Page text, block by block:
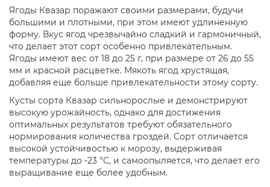
Ягоды Квазар поражают своими размерами, будучи
большими и плотными, при этом имеют удлиненную
форму. Вкус ягод чрезвычайно сладкий и гармоничный,
что делает этот сорт особенно привлекательным.
Ягоды имеют вес от 18 до 25 г, при размере от 26 до 55
мм и красной расцветке. Мякоть ягод хрустящая,
добавляя еще больше привлекательности этому сорту.
Кусты сорта Квазар сильнорослые и демонстрируют
высокую урожайность, однако для достижения
оптимальных результатов требуют обязательного
нормирования количества гроздей. Сорт отличается
высокой устойчивостью к морозу, выдерживая
температуры до -23 °С, и самоопыляется, что делает его
выращивание еще более удобным.